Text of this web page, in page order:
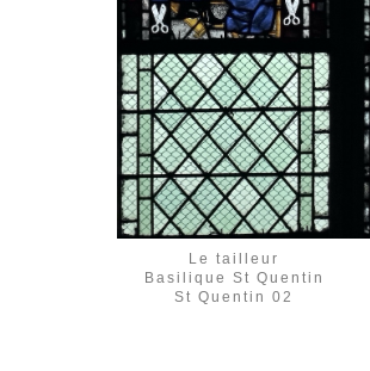
Le tailleur
Basilique St Quentin
St Quentin 02